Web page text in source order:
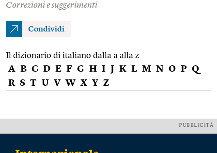
Correzioni e suggerimenti
Condividi
Il dizionario di italiano dalla a alla z
A B C D E F G H I J K L M N O P Q
R S T U V W X Y Z
PUBBLICITÀ